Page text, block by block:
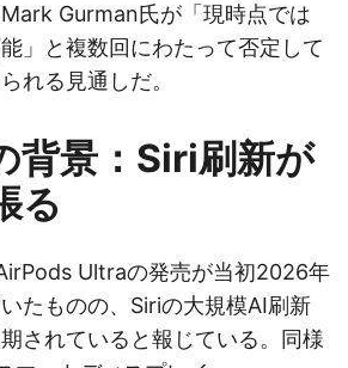
Gurman氏が「現時点では
」と複数回にわたって否定して
れる見通しだ。
背景：Siri刷新が
る
Ultraの発売が当初2026年
たものの、Siriの大規模AI刷新
されていると報じている。同様